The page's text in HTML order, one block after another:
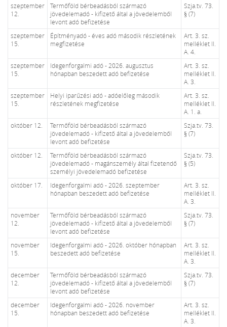
szeptember
12.
Termőföld bérbeadásból származó
jövedelemadó - kifizető által a jövedelemből
levont adó befizetése
Szja.tv. 73.
§ (7)
szeptember
15.
Építményadó - éves adó második részletének
megfizetése
Art. 3. sz.
melléklet II.
A. 4.
szeptember
15.
Idegenforgalmi adó - 2026. augusztus
hónapban beszedett adó befizetése
Art. 3. sz.
melléklet II.
A. 3.
szeptember
15.
Helyi iparűzési adó - adóelőleg második
részletének megfizetése
Art. 3. sz.
melléklet II.
A. 1. a.
október 12.
Termőföld bérbeadásból származó
jövedelemadó - kifizető által a jövedelemből
levont adó befizetése
Szja.tv. 73.
§ (7)
október 12.
Termőföld bérbeadásból származó
jövedelemadó - magánszemély által fizetendő
személyi jövedelemadó befizetése
Szja.tv. 73.
§ (5)
október 17.
Idegenforgalmi adó - 2026. szeptember
hónapban beszedett adó befizetése
Art. 3. sz.
melléklet II.
A. 3.
november
12.
Termőföld bérbeadásból származó
jövedelemadó - kifizető által a jövedelemből
levont adó befizetése
Szja.tv. 73.
§ (7)
november
15.
Idegenforgalmi adó - 2026. október hónapban
beszedett adó befizetése
Art. 3. sz.
melléklet II.
A. 3.
december
12.
Termőföld bérbeadásból származó
jövedelemadó - kifizető által a jövedelemből
levont adó befizetése
Szja.tv. 73.
§ (7)
december
15.
Idegenforgalmi adó - 2026. november
hónapban beszedett adó befizetése
Art. 3. sz.
melléklet II.
A. 3.